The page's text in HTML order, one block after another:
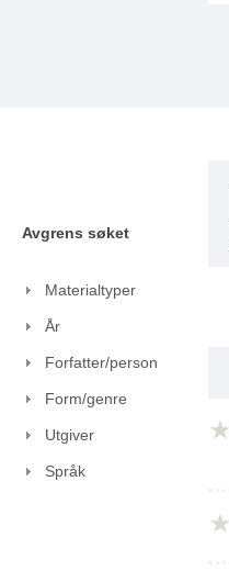
Avgrens søket
Materialtyper
År
Forfatter/person
Form/genre
Utgiver
Språk